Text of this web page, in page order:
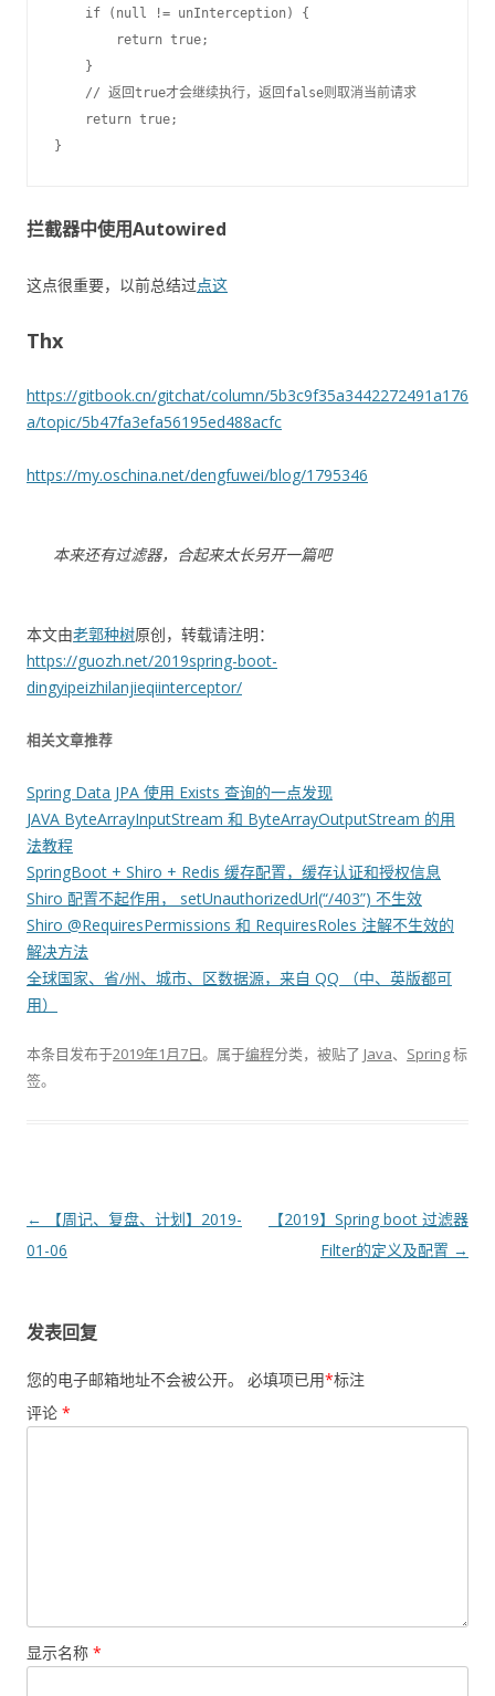
    if (null != unInterception) {
        return true;
    }
    // 返回true才会继续执行，返回false则取消当前请求
    return true;
拦截器中使用Autowired
这点很重要，以前总结过点这
Thx
https://gitbook.cn/gitchat/column/5b3c9f35a3442272491a176
a/topic/5b47fa3efa56195ed488acfc
https://my.oschina.net/dengfuwei/blog/1795346
本来还有过滤器，合起来太长另开一篇吧
本文由老郭种树原创，转载请注明：
https://guozh.net/2019spring-boot-
dingyipeizhilanjieqiinterceptor/
相关文章推荐
Spring Data JPA 使用 Exists 查询的一点发现
JAVA ByteArrayInputStream 和 ByteArrayOutputStream 的用
法教程
SpringBoot + Shiro + Redis 缓存配置，缓存认证和授权信息
Shiro 配置不起作用， setUnauthorizedUrl(“/403”) 不生效
Shiro @RequiresPermissions 和 RequiresRoles 注解不生效的
解决方法
全球国家、省/州、城市、区数据源，来自 QQ （中、英版都可
用）
本条目发布于2019年1月7日。属于编程分类，被贴了 Java、 Spring标
签。
文
章
←
【周记、复盘、计划】2019-
01-06
【2019】Spring boot 过滤器
Filter的定义及配置 →
发表回复
您的电子邮箱地址不会被公开。 必填项已用*标注
评论 *
显示名称 *